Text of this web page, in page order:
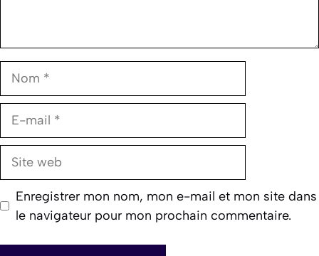
Nom
E-
Site
Enregistrer mon nom, mon e-mail et mon site dans
le navigateur pour mon prochain commentaire.